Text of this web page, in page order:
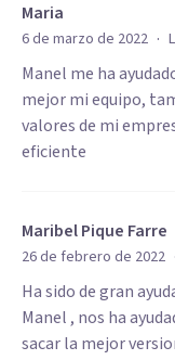
Maria
6 de marzo de 2022 ·
Manel me ha
mejor mi equipo,
valores de mi
eficiente
Maribel Pique Farre
26 de febrero de 2022
Ha sido de gran
Manel , nos ha
sacar la mejor